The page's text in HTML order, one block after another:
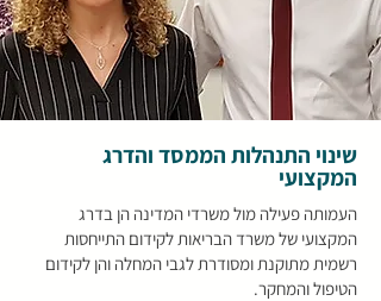
שינוי התנהלות הממסד והדרג
המקצועי
העמותה פעילה מול משרדי המדינה הן בדרג
המקצועי של משרד הבריאות לקידום התייחסות
רשמית מתוקנת ומסודרת לגבי המחלה והן לקידום
הטיפול והמחקר.